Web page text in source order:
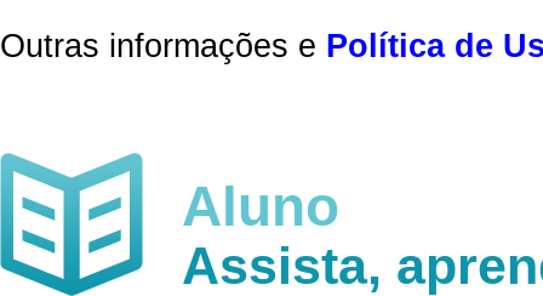
Outras informações e Política de
Aluno
Assista,